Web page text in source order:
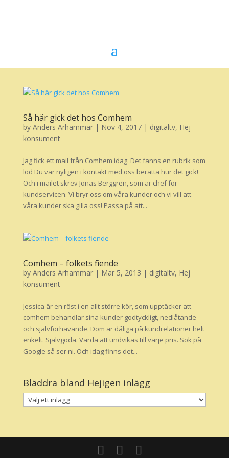
Så här gick det hos Comhem
by Anders Arhammar| Nov 4, 2017| digitaltv, Hej
konsument
Jag fick ett mail från Comhem idag. Det fanns en rubrik som
löd Du var nyligen i kontakt med oss berätta hur det gick!
Och i mailet skrev Jonas Berggren, som är chef för
kundservicen. Vi bryr oss om våra kunder och vi vill att
våra kunder ska gilla oss! Passa på att...
Comhem – folkets fiende
by Anders Arhammar| Mar 5, 2013 | digitaltv, Hej
konsument
Jessica är en röst i en allt större kör, som upptäcker att
comhem behandlar sina kunder godtyckligt, nedlåtande
och självförhävande. Dom är dåliga på kundrelationer helt
enkelt. Självgoda. Värda att undvikas till varje pris. Sök på
Google så ser ni. Och idag finns det...
Bläddra bland Hejigen inlägg